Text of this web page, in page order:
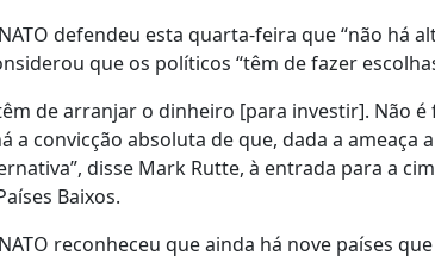
defendeu esta quarta-feira que “não há
que os políticos “têm de fazer
de arranjar o dinheiro [para investir]. Não
a convicção absoluta de que, dada a
disse Mark Rutte, à entrada para a
Baixos.
reconheceu que ainda há nove países